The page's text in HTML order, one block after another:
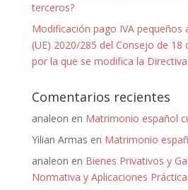
terceros?
Modificación pago IVA
(UE) 2020/285 del Consejo de 18
por la que se modifica la
Comentarios recientes
analeon en Matrimonio español
Yilian Armas en Matrimonio
analeon en Bienes Privativos y
Normativa y Aplicaciones